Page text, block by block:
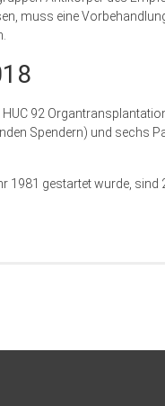
muss eine
92
Spendern) und sechs
gestartet wurde, sind